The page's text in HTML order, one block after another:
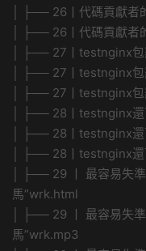
│ ├── 26丨代碼貢獻
│ ├── 26丨代碼貢獻
│ ├── 27丨testnginx
│ ├── 27丨testnginx
│ ├── 27丨testnginx
│ ├── 28丨testnginx
│ ├── 28丨testnginx
│ ├── 28丨testnginx
│ ├── 29 丨 最容易失
馬”wrk.html
│ ├── 29 丨 最容易失
馬”wrk.mp3